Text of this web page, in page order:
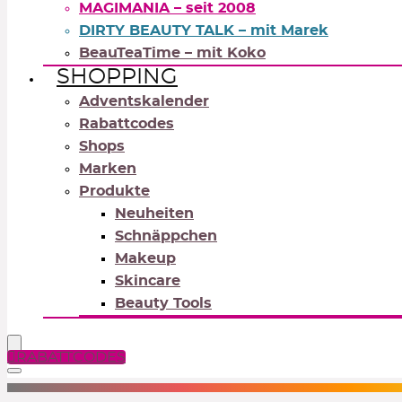
MAGIMANIA – seit 2008
DIRTY BEAUTY TALK – mit Marek
BeauTeaTime – mit Koko
SHOPPING
Adventskalender
Rabattcodes
Shops
Marken
Produkte
Neuheiten
Schnäppchen
Makeup
Skincare
Beauty Tools
RABATTCODES